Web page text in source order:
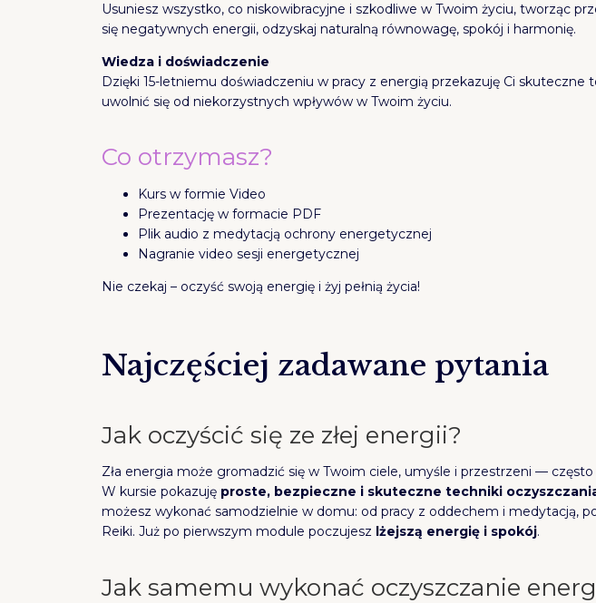
Usuniesz wszystko, co niskowibracyjne i szkodliwe w Twoim życiu, tworząc
się negatywnych energii, odzyskaj naturalną równowagę, spokój i harmonię.
Wiedza i doświadczenie
Dzięki 15-letniemu doświadczeniu w pracy z energią przekazuję Ci skuteczne
uwolnić się od niekorzystnych wpływów w Twoim życiu.
Co otrzymasz?
Kurs w formie Video
Prezentację w formacie PDF
Plik audio z medytacją ochrony energetycznej
Nagranie video sesji energetycznej
Nie czekaj – oczyść swoją energię i żyj pełnią życia!
Najczęściej zadawane pytania
Jak oczyścić się ze złej energii?
Zła energia może gromadzić się w Twoim ciele, umyśle i przestrzeni —
W kursie pokazuję proste, bezpieczne i skuteczne techniki
możesz wykonać samodzielnie w domu: od pracy z oddechem i medytacją,
Reiki. Już po pierwszym module poczujesz lżejszą energię i spokój.
Jak samemu wykonać oczyszczanie